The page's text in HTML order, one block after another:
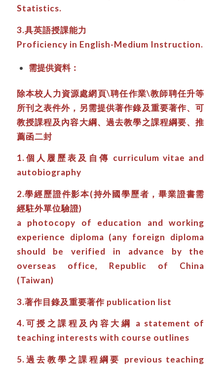
Statistics.
3.具英語授課能力
Proficiency in English-Medium Instruction.
需提供資料：
除本校人力資源處網頁\聘任作業\教師聘任升等
所刊之表件外，另需提供著作錄及重要著作、可
教授課程及內容大綱、過去教學之課程綱要、推
薦函二封
1.個人履歷表及自傳 curriculum vitae and
autobiography
2.學經歷證件影本(持外國學歷者，畢業證書需
經駐外單位驗證)
a photocopy of education and working
experience diploma (any foreign diploma
should be verified in advance by the
overseas office, Republic of China
(Taiwan)
3.著作目錄及重要著作 publication list
4.可授之課程及內容大綱 a statement of
teaching interests with course outlines
5.過去教學之課程綱要 previous teaching